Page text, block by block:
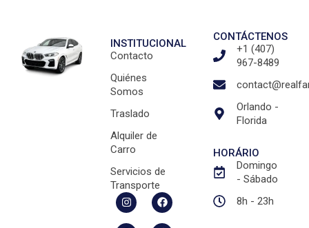
INSTITUCIONAL
Contacto
Quiénes
Somos
Traslado
Alquiler de
Carro
Servicios de
Transporte
CONTÁCTENOS
+1 (407)
967-8489
Orlando -
Florida
HORÁRIO
Domingo
- Sábado
8h - 23h